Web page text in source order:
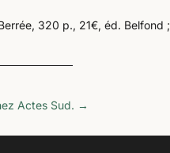
320 p., 21€, éd. Belfond
Actes Sud. →